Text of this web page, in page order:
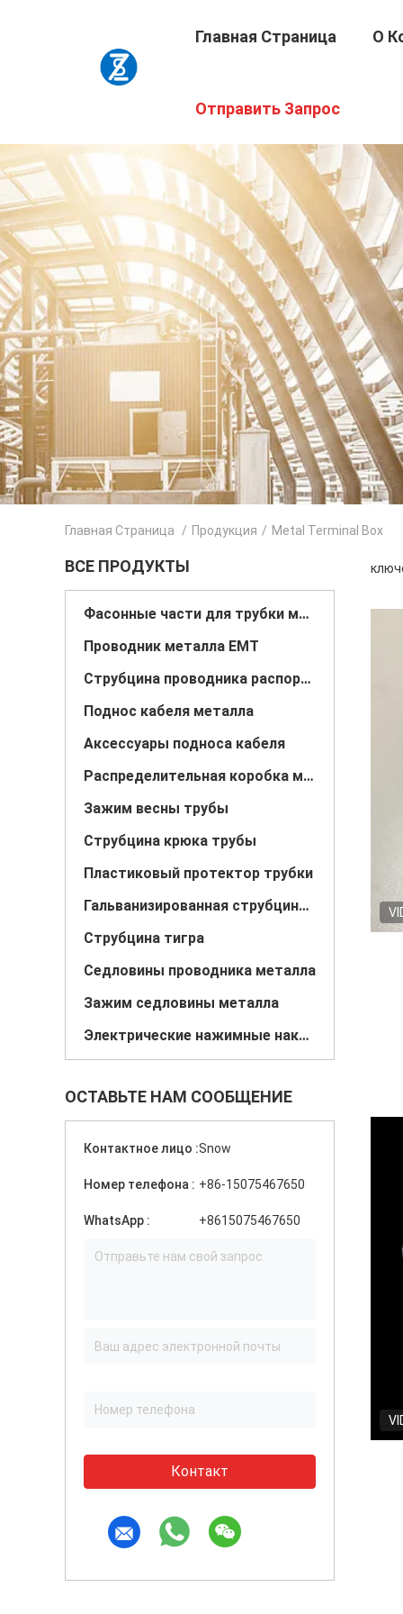
Главная Страница О
Отправить Запрос
Главная Страница / Продукция / Metal Terminal Box
ВСЕ ПРОДУКТЫ
Фасонные части для трубки металла
Проводник металла EMT
Струбцина проводника распорки
Поднос кабеля металла
Аксессуары подноса кабеля
Распределительная коробка металла электрическая
Зажим весны трубы
Струбцина крюка трубы
Пластиковый протектор трубки
Гальванизированная струбцина трубы
Струбцина тигра
Седловины проводника металла
Зажим седловины металла
Электрические нажимные накладки коробки
ОСТАВЬТЕ НАМ СООБЩЕНИЕ
Контактное лицо :Snow
Номер телефона : +86-15075467650
WhatsApp : +8615075467650
Контакт